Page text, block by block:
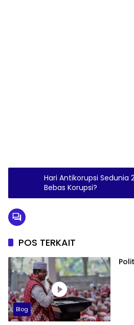
Hari Antikorupsi Sedunia
Bebas Korupsi?
POS TERKAIT
Blog